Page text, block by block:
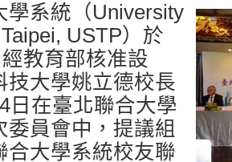
學系統（University
USTP）於
教育部核准設
技大學姚立德校長
日在臺北聯合大學
委員會中，提議組
合大學系統校友聯